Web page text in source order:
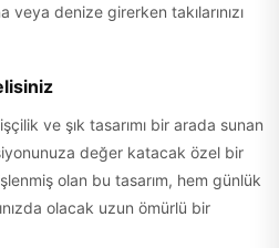
veya denize girerken takılarınızı
ve şık tasarımı bir arada sunan
değer katacak özel bir
olan bu tasarım, hem günlük
olacak uzun ömürlü bir